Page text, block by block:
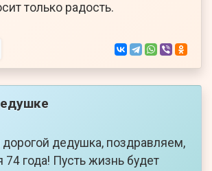
только радость.
дедушка, поздравляем,
74 года! Пусть жизнь будет